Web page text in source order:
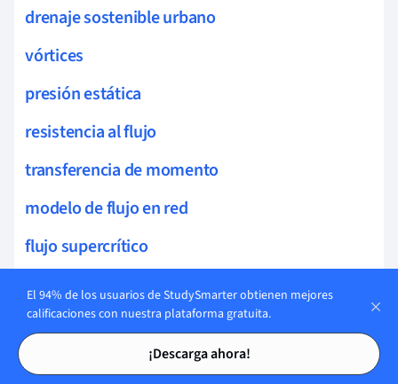
Tarjetas de estudio
Tarjetas de estudio
drenaje sostenible urbano
vórtices
presión estática
resistencia al flujo
transferencia de momento
modelo de flujo en red
flujo supercrítico
transientes hidráulicos
ondas de choque en fluidos
modelado de canales abiertos
El 94% de los usuarios de StudySmarter obtienen mejores
calificaciones con nuestra plataforma gratuita.
¡Descarga ahora!